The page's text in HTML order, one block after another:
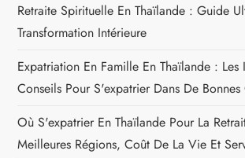
Retraite Spirituelle En Thaïlande : Guide
Transformation Intérieure
Expatriation En Famille En Thaïlande : Les
Conseils Pour S'expatrier Dans De
Où S'expatrier En Thaïlande Pour La
Meilleures Régions, Coût De La Vie Et